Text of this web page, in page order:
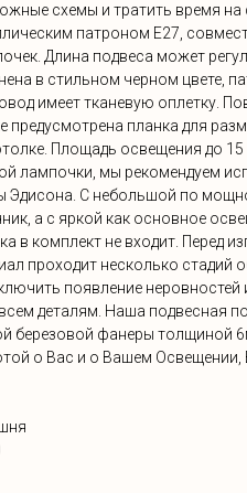
схемы и тратить время
патроном E27,
Длина подвеса может
в стильном черном цвете,
имеет тканевую оплетку.
предусмотрена планка для
Площадь освещения до 15
лампочки, мы рекомендуем
Эдисона. С небольшой по
а с яркой как основное
в комплект не входит. Перед
проходит несколько стадий
появление неровностей
деталям. Наша подвесная
березовой фанеры толщиной
о Вас и о Вашем Освещении,